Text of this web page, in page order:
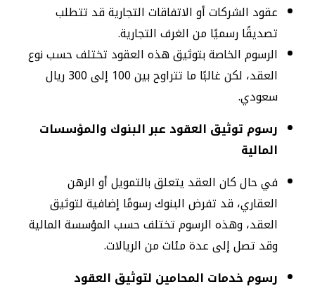
عقود الشركات أو الاتفاقات التجارية قد تتطلب
تصديقًا رسميًا من الغرف التجارية.
الرسوم الخاصة بتوثيق هذه العقود تختلف حسب نوع
العقد، لكن غالبًا ما تتراوح بين 100 إلى 300 ريال
سعودي.
رسوم توثيق العقود عبر البنوك والمؤسسات
المالية
في حال كان العقد يتعلق بالتمويل أو الرهن
العقاري، قد تفرض البنوك رسومًا إضافية لتوثيق
العقد، وهذه الرسوم تختلف حسب المؤسسة المالية
وقد تصل إلى عدة مئات من الريالات.
رسوم خدمات المحامين لتوثيق العقود